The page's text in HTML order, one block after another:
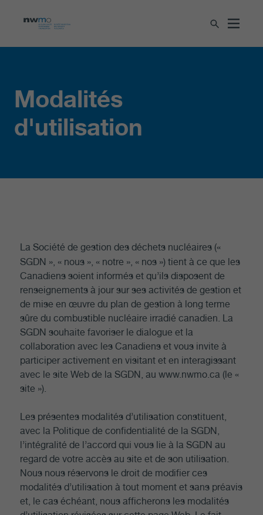
Modalités
d'utilisation
La Société de gestion des déchets nucléaires («
SGDN », « nous », « notre », « nos ») tient à ce que les
Canadiens soient informés et qu’ils disposent de
renseignements à jour sur ses activités de gestion et
de mise en œuvre du plan de gestion à long terme
sûre du combustible nucléaire irradié canadien. La
SGDN souhaite favoriser le dialogue et la
collaboration avec les Canadiens et vous invite à
participer activement en visitant et en interagissant
avec le site Web de la SGDN, au www.nwmo.ca (le «
site »).
Les présentes modalités d’utilisation constituent,
avec la Politique de confidentialité de la SGDN,
l’intégralité de l’accord qui vous lie à la SGDN au
regard de votre accès au site et de son utilisation.
Nous nous réservons le droit de modifier ces
modalités d’utilisation à tout moment et sans préavis
et, le cas échéant, nous afficherons les modalités